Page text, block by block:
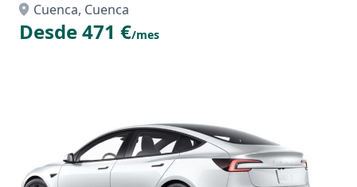
Cuenca, Cuenca
Desde 471 €/mes